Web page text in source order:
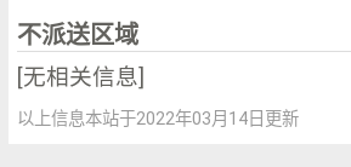
不派送区域
[无相关信息]
以上信息本站于2022年03月14日更新